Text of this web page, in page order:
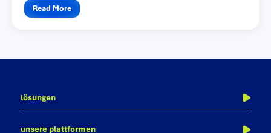
functionality often become difficult...
Read More
lösungen
unsere plattformen